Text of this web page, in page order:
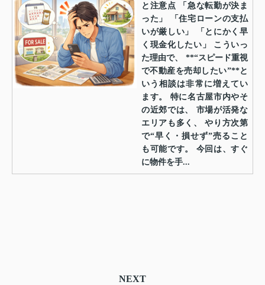
と注意点 「急な転勤が決ま
った」 「住宅ローンの支払
いが厳しい」 「とにかく早
く現金化したい」 こういっ
た理由で、 **“スピード重視
で不動産を売却したい”**と
いう相談は非常に増えてい
ます。 特に名古屋市内やそ
の近郊では、 市場が活発な
エリアも多く、 やり方次第
で“早く・損せず”売ること
も可能です。 今回は、すぐ
に物件を手...
NEXT